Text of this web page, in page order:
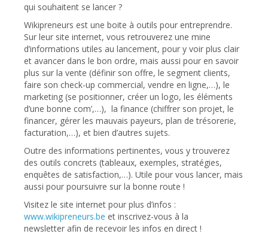
qui souhaitent se lancer ?
Wikipreneurs est une boite à outils pour entreprendre.
Sur leur site internet, vous retrouverez une mine
d’informations utiles au lancement, pour y voir plus clair
et avancer dans le bon ordre, mais aussi pour en savoir
plus sur la vente (définir son offre, le segment clients,
faire son check-up commercial, vendre en ligne,…), le
marketing (se positionner, créer un logo, les éléments
d’une bonne com’,…), la finance (chiffrer son projet, le
financer, gérer les mauvais payeurs, plan de trésorerie,
facturation,…), et bien d’autres sujets.
Outre des informations pertinentes, vous y trouverez
des outils concrets (tableaux, exemples, stratégies,
enquêtes de satisfaction,…). Utile pour vous lancer, mais
aussi pour poursuivre sur la bonne route !
Visitez le site internet pour plus d’infos :
www.wikipreneurs.be et inscrivez-vous à la
newsletter afin de recevoir les infos en direct !